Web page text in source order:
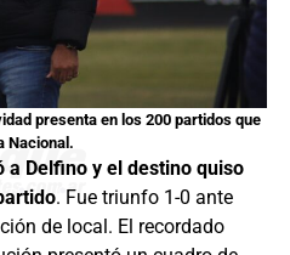
presenta en los 200 partidos que
Nacional.
a Delfino y el destino quiso
. Fue triunfo 1-0 ante
de local. El recordado